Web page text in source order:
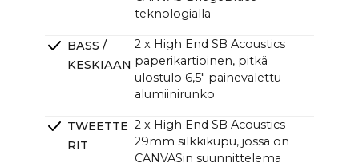
teknologialla
BASS /
KESKIAAN
2 x High End SB Acoustics
paperikartioinen, pitkä
ulostulo 6,5" painevalettu
alumiinirunko
TWEETTE
RIT
2 x High End SB Acoustics
29mm silkkikupu, jossa on
CANVASin suunnittelema